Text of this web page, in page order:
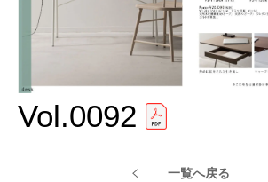
Vol.0092
一覧へ戻る